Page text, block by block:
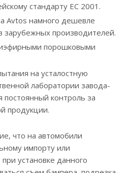
стандарту ЕС 2001.
Avtos намного дешевле
зарубежных производителей.
порошковыми
на усталостную
лаборатории завода-
постоянный контроль за
продукции.
что на автомобили
импорту или
установке данного